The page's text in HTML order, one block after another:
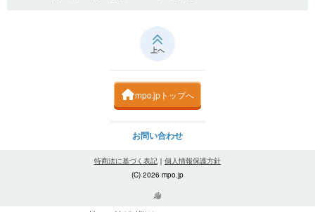
上へ
mpo.jpトップへ
お問い合わせ
特商法に基づく表記 ｜ 個人情報保護方針
(C) 2026 mpo.jp